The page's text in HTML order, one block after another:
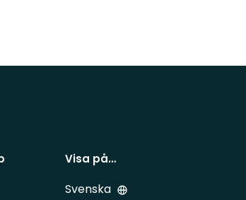
Visa på…
Svenska